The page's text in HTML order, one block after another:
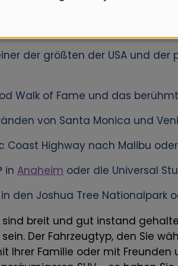
der größten der USA und
Walk of Fame und das
von Santa Monica und
Coast Highway nach Malibu oder
in Anaheim oder die Universal
den Joshua Tree Nationalpark
sind breit und gut instand
Der Fahrzeugtyp, den Sie
Ihrer Familie oder mit